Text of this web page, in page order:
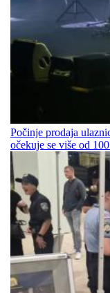
Počinje prodaja
očekuje se više od